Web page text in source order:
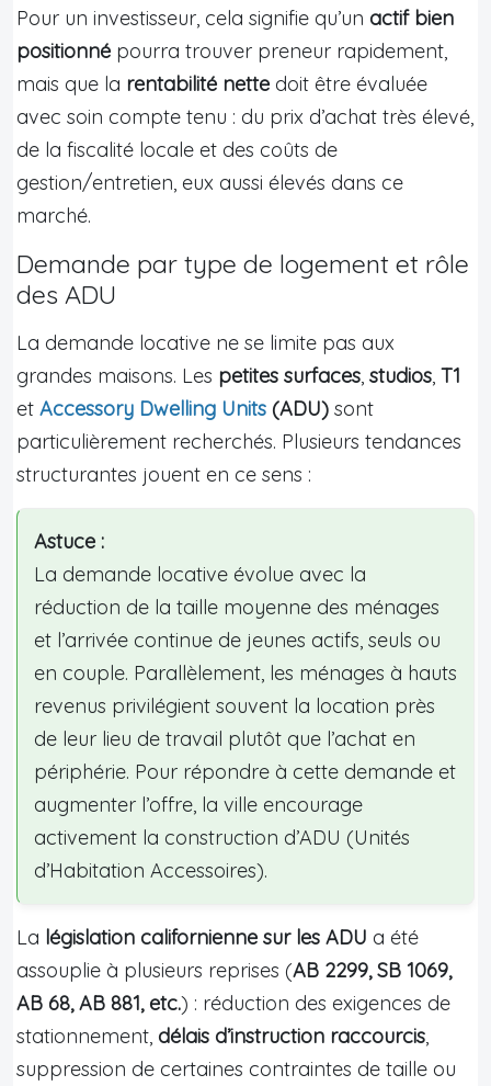
Pour un investisseur, cela signifie qu’un actif bien
positionné pourra trouver preneur rapidement,
mais que la rentabilité nette doit être évaluée
avec soin compte tenu : du prix d’achat très élevé,
de la fiscalité locale et des coûts de
gestion/entretien, eux aussi élevés dans ce
marché.
Demande par type de logement et rôle
des ADU
La demande locative ne se limite pas aux
grandes maisons. Les petites surfaces, studios, T1
et Accessory Dwelling Units (ADU) sont
particulièrement recherchés. Plusieurs tendances
structurantes jouent en ce sens :
Astuce :
La demande locative évolue avec la
réduction de la taille moyenne des ménages
et l’arrivée continue de jeunes actifs, seuls ou
en couple. Parallèlement, les ménages à hauts
revenus privilégient souvent la location près
de leur lieu de travail plutôt que l’achat en
périphérie. Pour répondre à cette demande et
augmenter l’offre, la ville encourage
activement la construction d’ADU (Unités
d’Habitation Accessoires).
La législation californienne sur les ADU a été
assouplie à plusieurs reprises (AB 2299, SB 1069,
AB 68, AB 881, etc.) : réduction des exigences de
stationnement, délais d’instruction raccourcis,
suppression de certaines contraintes de taille ou